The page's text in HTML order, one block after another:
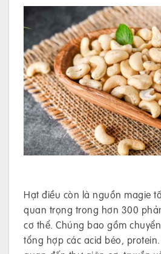
Hạt điều còn là nguồn magie
quan trọng trong hơn 300
cơ thể. Chúng bao gồm
tổng hợp các acid béo,